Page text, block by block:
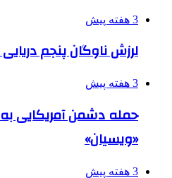
3 هفته پیش
لرزش ناوگان پنجم دریایی
3 هفته پیش
حمله دشمن آمریکایی
«ویسیان»
3 هفته پیش